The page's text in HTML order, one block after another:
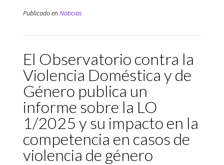
Publicado enNoticias
El Observatorio contra la
Violencia Doméstica y de
Género publica un
informe sobre la LO
1/2025 y su impacto en la
competencia en casos de
violencia de género